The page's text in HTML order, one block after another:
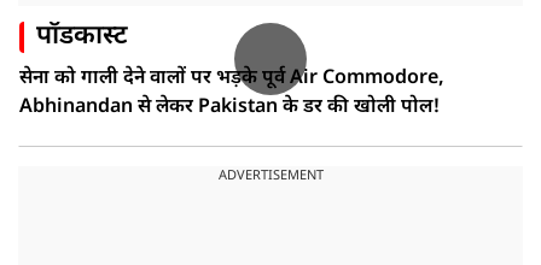
पॉडकास्ट
सेना को गाली देने वालों पर भड़के पूर्व Air Commodore,
Abhinandan से लेकर Pakistan के डर की खोली पोल!
ADVERTISEMENT